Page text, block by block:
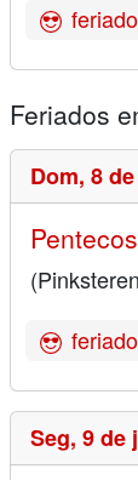
Feriados
Dom, 8
Seg, 9 de